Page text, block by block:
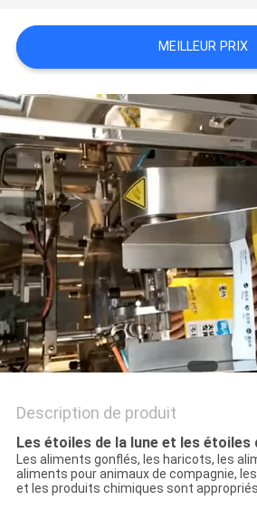
UN DEVIS
SITEMAP
POLITIQUE
DE
CONFIDENTIALITÉ
MEILLEUR PRIX
Description de produit
Les étoiles de la lune et les étoiles
Les aliments gonflés, les haricots, les
aliments pour animaux de compagnie,
et les produits chimiques sont